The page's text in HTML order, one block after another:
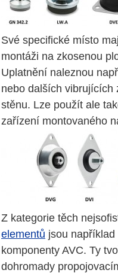
Své specifické místo
montáži na zkosenou
Uplatnění naleznou
nebo dalších vibrujících
stěnu. Lze použít ale
zařízení montovaného
Z kategorie těch
elementů jsou
komponenty AVC. Ty
dohromady